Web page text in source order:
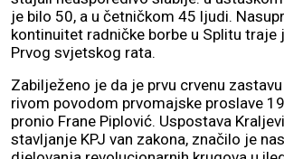
je bilo 50, a u četničkom 45 ljudi.
kontinuitet radničke borbe u Splitu traje
Prvog svjetskog rata.
Zabilježeno je da je prvu crvenu
rivom povodom prvomajske proslave
pronio Frane Piplović. Uspostava
stavljanje KPJ van zakona, značilo je